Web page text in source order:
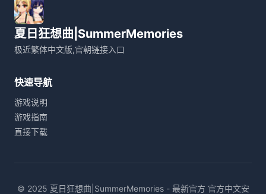
夏日狂想曲|SummerMemories
极近繁体中文版,官朝链接入口
快速导航
游戏说明
游戏指南
直接下载
© 2025 夏日狂想曲|SummerMemories - 最新官方 官方中文安